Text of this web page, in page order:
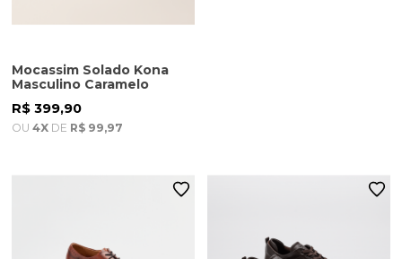
Mocassim Solado Kona
Masculino Caramelo
R$ 399,90
OU 4X DE R$ 99,97